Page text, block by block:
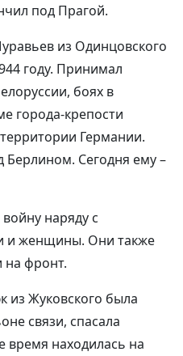
под Прагой.
из Одинцовского
году. Принимал
боях в
города-крепости
Германии.
Сегодня ему –
наряду с
и женщины. Они также
на фронт.
Жуковского была
связи, спасала
время находилась на